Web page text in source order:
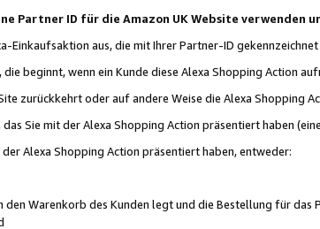
Partner ID für die Amazon UK Website verwenden
aus, die mit Ihrer Partner-ID gekennzeichnet
beginnt, wenn ein Kunde diese Alexa Shopping Action
zurückkehrt oder auf andere Weise die Alexa Shopping
Sie mit der Alexa Shopping Action präsentiert haben (eine
Alexa Shopping Action präsentiert haben, entweder:
Warenkorb des Kunden legt und die Bestellung für das